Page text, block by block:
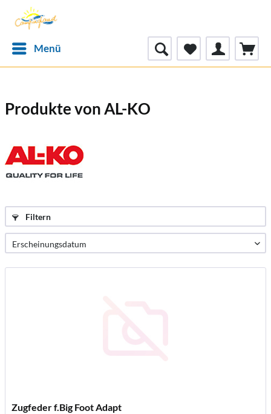
Menü
Produkte von AL-KO
Filtern
Zugfeder f.Big Foot Adapt